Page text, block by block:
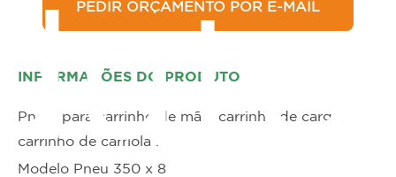
PEDIR ORÇAMENTO POR E-MAIL
INFORMAÇÕES DO PRODUTO
Pneu para carrinho de mão, carrinho de carga,
carrinho de carriola .
Modelo Pneu 350 x 8